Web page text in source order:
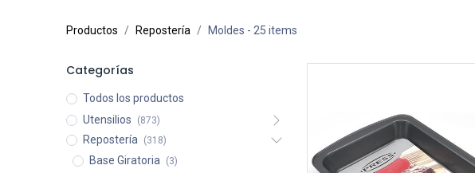
Productos Repostería Moldes - 25 items
Categorías
Todos los productos
Utensilios
(873)
Repostería (318)
Base Giratoria (3)